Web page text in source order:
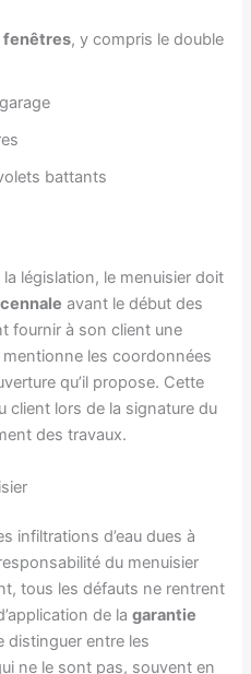
fenêtres, y compris le double
battants
législation, le menuisier doit
avant le début des
fournir à son client une
mentionne les coordonnées
qu’il propose. Cette
client lors de la signature du
des travaux.
infiltrations d’eau dues à
du menuisier
tous les défauts ne rentrent
de lagarantie
distinguer entre les
ne le sont pas, souvent en